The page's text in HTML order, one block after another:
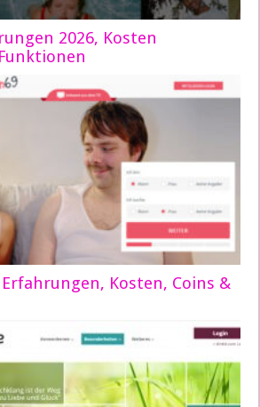
2026, Kosten
Kosten, Coins &